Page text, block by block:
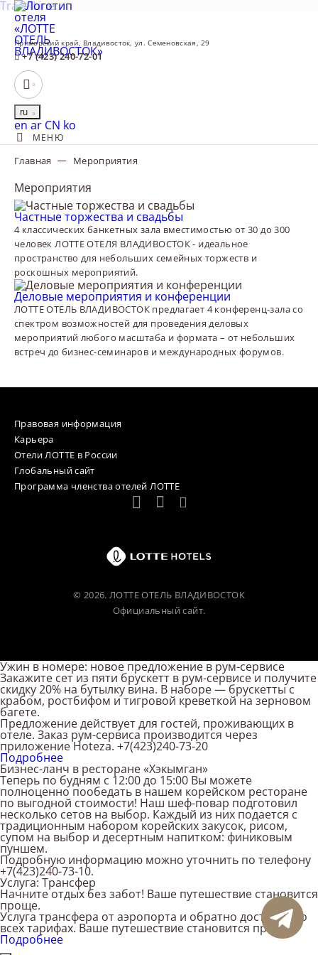
Приморский край, Владивосток, ул. Семеновская, 29
+7 (423) 240-72-01
ru
English
enالعربية
ar 中文
CN 한국어
ko
МЕНЮ
TravelLine
Главная Мероприятия
Мероприятия
Частные торжества и свадьбы
4 классических банкетных зала вместимостью от 30 до 300
человек ЛОТТЕ ОТЕЛЯ ВЛАДИВОСТОК - идеальное
пространство для небольших семейных торжеств и
роскошных мероприятий.
Деловые мероприятия и конференции
ЛОТТЕ ОТЕЛЬ ВЛАДИВОСТОК предлагает 4 конференц-зала со
спектром возможностей для проведения деловых
мероприятий любого масштаба и формата – от небольших
встреч до бизнес-семинаров и международных форумов.
© 2026. ЛОТТЕ ОТЕЛЬ ВЛАДИВОСТОК
Официальный сайт.
Правовая информация
Карьера
Отели ЛОТТЕ в России
Глобальный сайт
Программа членства отелей ЛОТТЕ
Виджет объявлений
Ужин в номере: новое предложение в рум-сервисе
Закажите сет из пяти брускетт в рум-сервисе и получите
скидку 20% на бутылку вина. В наборе — брускетты с
крабом, ростбифом и тигровой креветкой на зерновом
багете.
Предложение действует для гостей, проживающих в
отеле. Заказ рум-сервиса производится через
приложение Hoteza. +7(423)240-73-20
Подробнее
Бизнес-ланч в ресторане «Хэкымган»
Теперь по будням с 12:00 до 15:00 Вы можете
полноценно пообедать в нашем корейском ресторане
по выгодной стоимости! Наш шеф-повар подготовил
несколько сетов на выбор. Каждый из них подается с
традиционным набором корейских закусок, рисом,
супом на выбор и десертным напитком: финиковым
пуншем.
Подробную информацию можно уточнить по телефону
+7(423)240-73-10.
Услуга: Трансфер
Начните отдых без забот! Ваше путешествие становится
проще.
Услуга трансфера от аэропорта и обратно доступна во
всех тарифах. Ваше путешествие становится проще.
Подробнее